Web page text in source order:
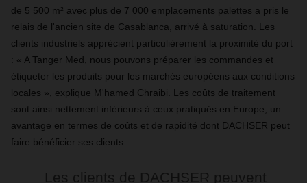
de 5 500 m² avec plus de 7 000 emplacements palettes a pris le
relais de l'ancien site de Casablanca, arrivé à saturation. Les
clients industriels apprécient particulièrement la proximité du port
: « A Tanger Med, nous pouvons préparer les commandes et
étiqueter les produits pour les marchés européens aux conditions
locales », explique M'hamed Chraibi. Les coûts de traitement
sont ainsi nettement inférieurs à ceux pratiqués en Europe, un
avantage en termes de coûts et de rapidité dont DACHSER peut
faire bénéficier ses clients.
Les clients de DACHSER peuvent